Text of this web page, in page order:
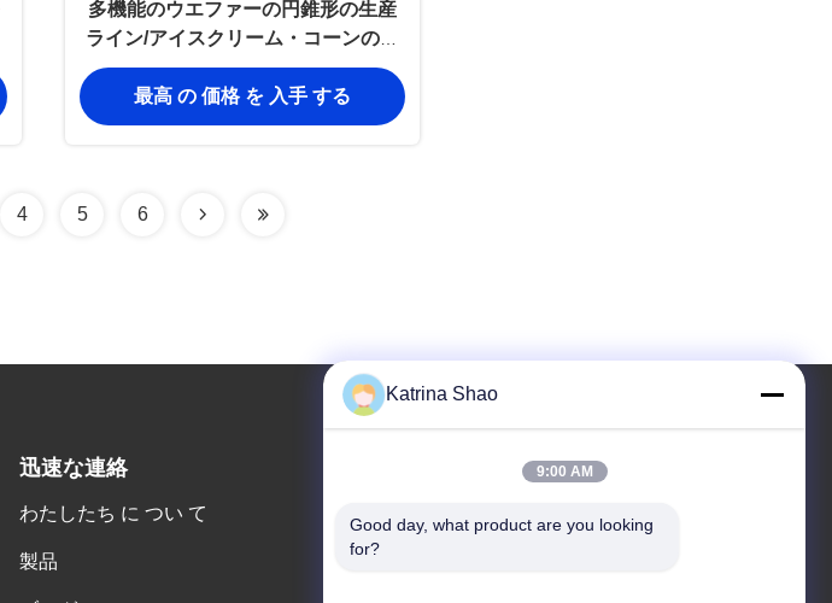
多機能のウエファーの円錐形の生産
ライン/アイスクリーム・コーンの製
造工場
最高 の 価格 を 入手 する
4 5 6
迅速な連絡
わたしたち に つい て
製品
102号 建物3号 シアオトウエイ通り サンシャン村 シ
Katrina Shao
9:00 AM
Good day, what product are you looking
for?